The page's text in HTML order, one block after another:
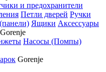
и предохранители
Петли дверей Ручки
Ящики Аксессуары
Gorenje
Насосы (Помпы)
Gorenje